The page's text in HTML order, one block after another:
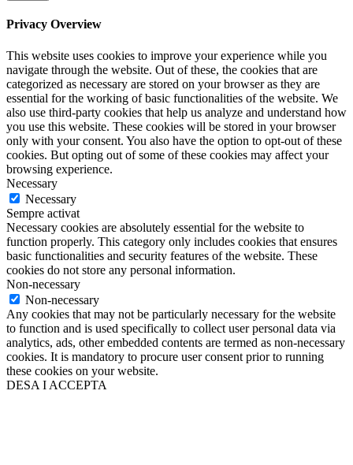
Privacy Overview
This website uses cookies to improve your experience while you
navigate through the website. Out of these, the cookies that are
categorized as necessary are stored on your browser as they are
essential for the working of basic functionalities of the website. We
also use third-party cookies that help us analyze and understand how
you use this website. These cookies will be stored in your browser
only with your consent. You also have the option to opt-out of these
cookies. But opting out of some of these cookies may affect your
browsing experience.
Necessary
Necessary
Sempre activat
Necessary cookies are absolutely essential for the website to
function properly. This category only includes cookies that ensures
basic functionalities and security features of the website. These
cookies do not store any personal information.
Non-necessary
Non-necessary
Any cookies that may not be particularly necessary for the website
to function and is used specifically to collect user personal data via
analytics, ads, other embedded contents are termed as non-necessary
cookies. It is mandatory to procure user consent prior to running
these cookies on your website.
DESA I ACCEPTA